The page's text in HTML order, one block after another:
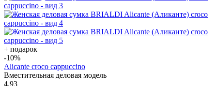
+ подарок
-10%
Alicante croco cappuccino
Вместительная деловая модель
4.93